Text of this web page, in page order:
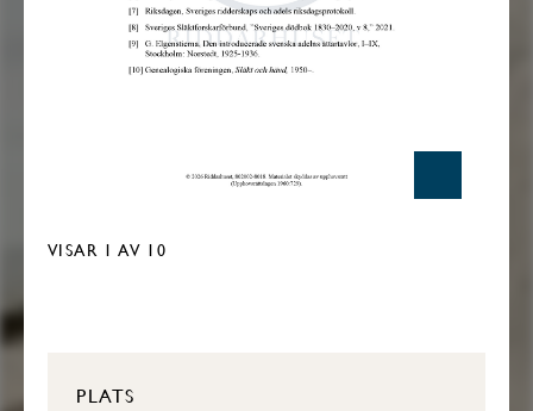
VISAR 1 AV 10
PLATS